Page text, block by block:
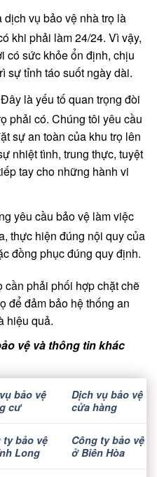
vụ bảo vệ nhà trọ là
khi phải làm 24/24. Vì vậy,
có sức khỏe ổn định, chịu
sự tỉnh táo suốt ngày dài.
là yếu tố quan trọng đòi
phải có. Chúng tôi yêu cầu
sự an toàn của khu trọ lên
nhiệt tình, trung thực, tuyệt
tay cho những hành vi
yêu cầu bảo vệ làm việc
thực hiện đúng nội quy của
đồng phục đúng quy định.
cần phải phối hợp chặt chẽ
để đảm bảo hệ thống an
hiệu quả.
vệ và thông tin khác
bảo vệ
cư
Dịch vụ bảo vệ
cửa hàng
ty bảo vệ
Long
Công ty bảo vệ
ở Biên Hòa